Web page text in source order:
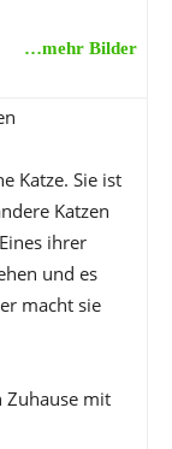
…mehr Bilder
Katze. Sie ist
Katzen
ihrer
und es
macht sie
Zuhause mit